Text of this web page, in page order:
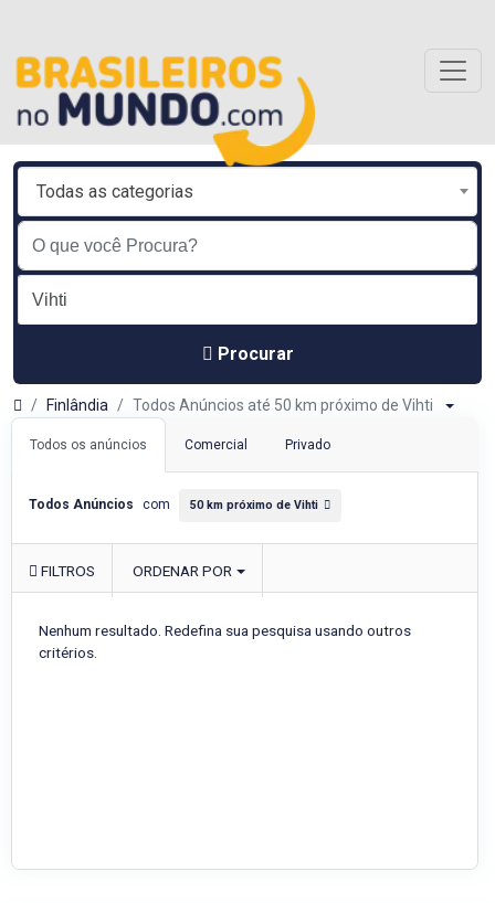
Todas as categorias
Procurar
Finlândia Todos Anúncios até 50 km próximo de Vihti
Todos os anúncios Comercial Privado
Todos Anúncios com 50 km próximo de Vihti
FILTROS ORDENAR POR
Nenhum resultado. Redefina sua pesquisa usando outros
critérios.